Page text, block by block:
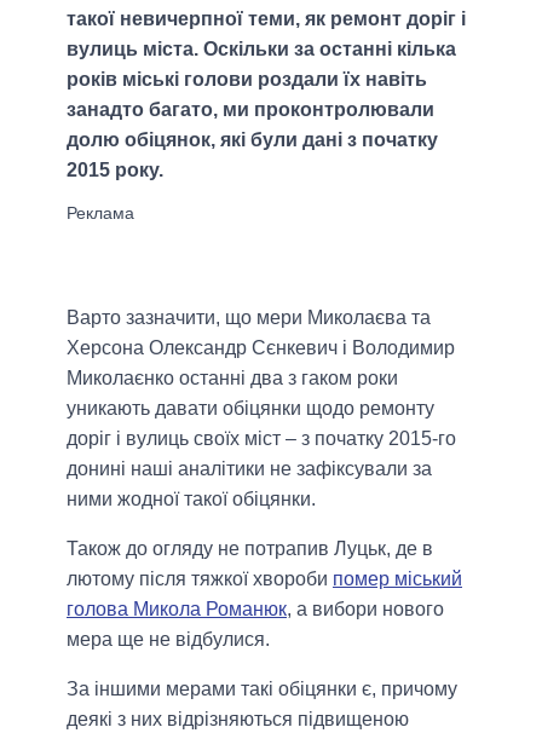
такої невичерпної теми, як ремонт доріг і
вулиць міста. Оскільки за останні кілька
років міські голови роздали їх навіть
занадто багато, ми проконтролювали
долю обіцянок, які були дані з початку
2015 року.
Варто зазначити, що мери Миколаєва та
Херсона Олександр Сєнкевич і Володимир
Миколаєнко останні два з гаком роки
уникають давати обіцянки щодо ремонту
доріг і вулиць своїх міст – з початку 2015-го
донині наші аналітики не зафіксували за
ними жодної такої обіцянки.
Також до огляду не потрапив Луцьк, де в
лютому після тяжкої хвороби помер міський
голова Микола Романюк, а вибори нового
мера ще не відбулися.
За іншими мерами такі обіцянки є, причому
деякі з них відрізняються підвищеною